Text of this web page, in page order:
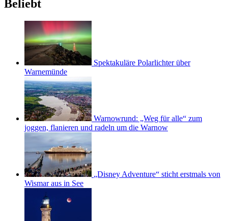
Beliebt
Spektakuläre Polarlichter über
Warnemünde
Warnowrund: „Weg für alle“ zum
joggen, flanieren und radeln um die Warnow
„Disney Adventure“ sticht erstmals von
Wismar aus in See